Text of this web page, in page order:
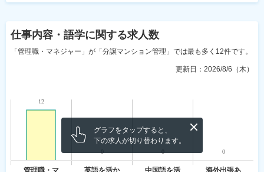
仕事内容・語学に関する求人数
「管理職・マネジャー」が「分譲マンション管理」では最も多く12件です。
更新日： 2026/8/6（木）
グラフをタップすると、
下の求人が切り替わります。